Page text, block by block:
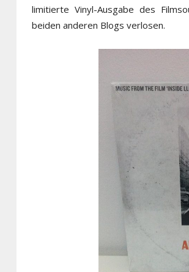
limitierte Vinyl-Ausgabe des
beiden anderen Blogs verlosen.